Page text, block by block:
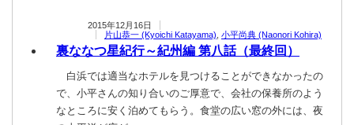
2015年12月16日
片山恭一 (Kyoichi Katayama) 小平尚典 (Naonori Kohira)
裏ななつ星紀行 ～紀州編 第八話（最終回）
白浜では適当なホテルを見つけることができなかったの
で、小平さんの知り合いのご厚意で、会社の保養所のよう
なところに安く泊めてもらう。食堂の広い窓の外には、夜